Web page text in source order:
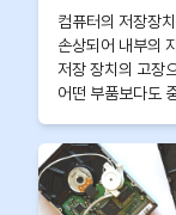
컴퓨터의 저장장
손상되어 내부의
저장 장치의 고장
어떤 부품보다도